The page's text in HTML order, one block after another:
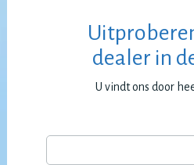
dealer in
U vindt ons door